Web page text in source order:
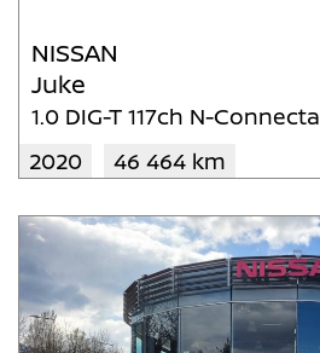
NISSAN
Juke
1.0 DIG-T 117ch N-Connecta
2020
46 464 km